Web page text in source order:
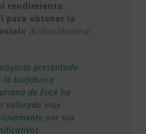
rendimiento
para obtener la
¡Enhorabuena!
presentado
la biofábrica
de Ence ha
valorado muy
por sus